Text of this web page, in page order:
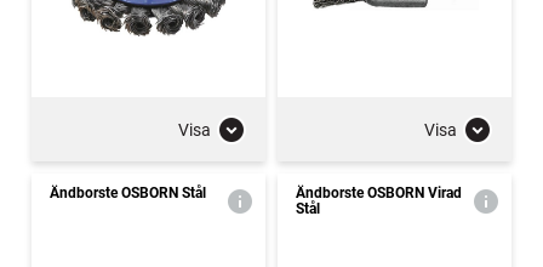
Visa Visa
Ändborste OSBORN Stål
Ändborste OSBORN Virad
Stål